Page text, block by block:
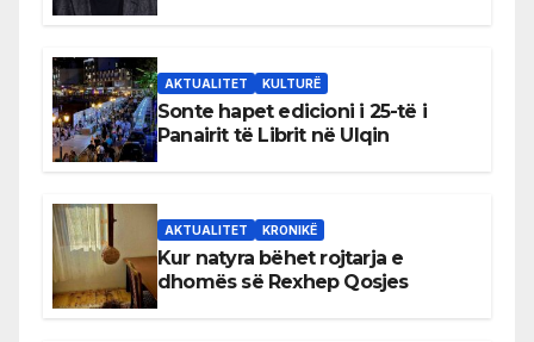
AKTUALITET KULTURË
Sonte hapet edicioni i 25-të i
Panairit të Librit në Ulqin
AKTUALITET KRONIKË
Kur natyra bëhet rojtarja e
dhomës së Rexhep Qosjes